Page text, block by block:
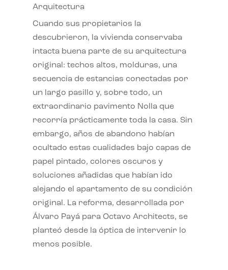
Arquitectura
Cuando sus propietarios la
descubrieron, la vivienda conservaba
intacta buena parte de su arquitectura
original: techos altos, molduras, una
secuencia de estancias conectadas por
un largo pasillo y, sobre todo, un
extraordinario pavimento Nolla que
recorría prácticamente toda la casa. Sin
embargo, años de abandono habían
ocultado estas cualidades bajo capas de
papel pintado, colores oscuros y
soluciones añadidas que habían ido
alejando el apartamento de su condición
original. La reforma, desarrollada por
Álvaro Payá para Octavo Architects, se
planteó desde la óptica de intervenir lo
menos posible.